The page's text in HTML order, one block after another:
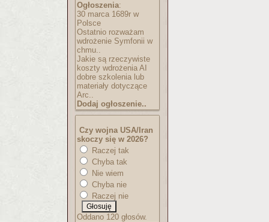
Ogłoszenia:
30 marca 1689r w
Polsce
Ostatnio rozważam
wdrożenie Symfonii w
chmu..
Jakie są rzeczywiste
koszty wdrożenia AI
dobre szkolenia lub
materiały dotyczące
Arc..
Dodaj ogłoszenie..
Czy wojna USA/Iran
skoczy się w 2026?
Raczej tak
Chyba tak
Nie wiem
Chyba nie
Raczej nie
Oddano 120 głosów.